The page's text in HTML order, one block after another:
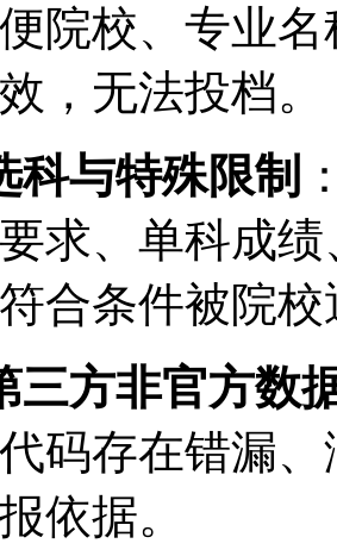
便院校、专业
，无法投档。
科与特殊限制
求、单科成
合条件被院校
三方非官方数
码存在错漏
依据。